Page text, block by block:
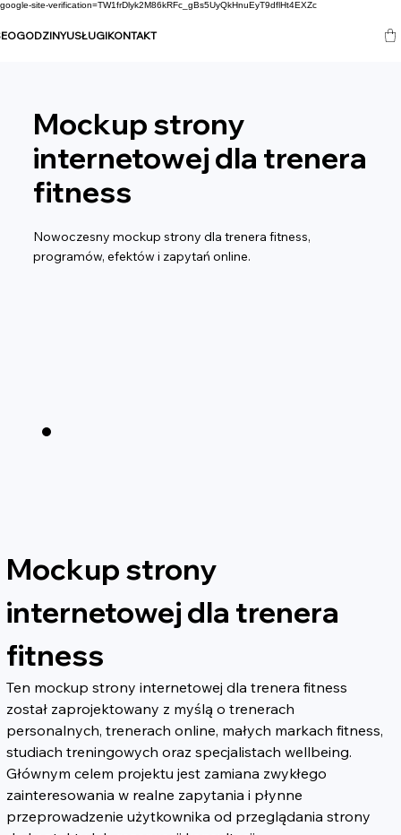
google-site-verification=TW1frDlyk2M86kRFc_gBs5UyQkHnuEyT9dflHt4EXZc
GODZINYUSŁUGIKONTAKT
Mockup strony
internetowej dla trenera
fitness
Nowoczesny mockup strony dla trenera fitness,
programów, efektów i zapytań online.
Mockup strony
internetowej dla trenera
fitness
Ten mockup strony internetowej dla trenera fitness
został zaprojektowany z myślą o trenerach
personalnych, trenerach online, małych markach fitness,
studiach treningowych oraz specjalistach wellbeing.
Głównym celem projektu jest zamiana zwykłego
zainteresowania w realne zapytania i płynne
przeprowadzenie użytkownika od przeglądania strony